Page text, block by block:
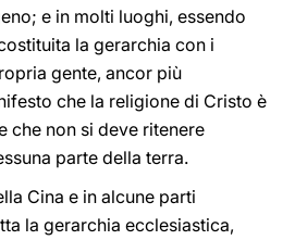
e in molti luoghi, essendo
la gerarchia con i
gente, ancor più
che la religione di Cristo è
che non si deve ritenere
parte della terra.
Cina e in alcune parti
la gerarchia ecclesiastica,